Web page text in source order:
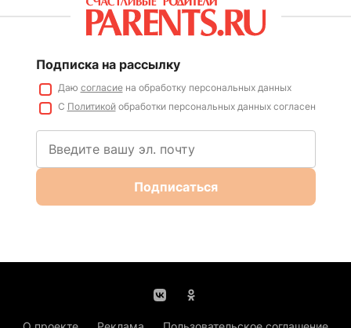
Подписка на рассылку
Даю согласиена обработку персональных данных
С Политикойобработки персональных данных согласен
Подписаться